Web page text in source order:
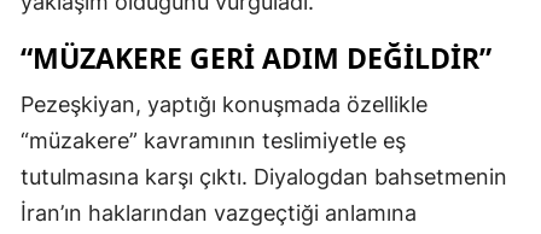
“MÜZAKERE GERI ADIM DEĞILDIR”
Pezeşkiyan, yaptığı konuşmada özellikle
“müzakere” kavramının teslimiyetle eş
tutulmasına karşı çıktı. Diyalogdan bahsetmenin
İran’ın haklarından vazgeçtiği anlamına